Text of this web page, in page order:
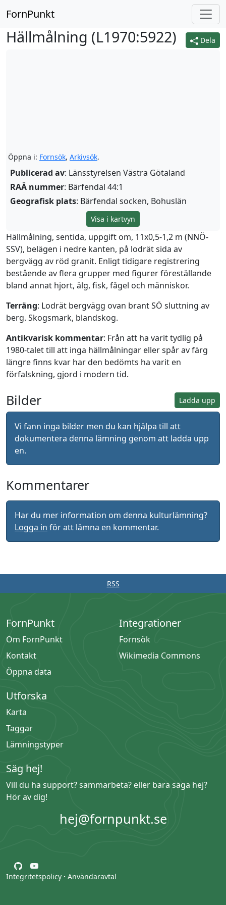
FornPunkt
Dela
Hällmålning (L1970:5922)
Öppna i: Fornsök, Arkivsök.
Publicerad av: Länsstyrelsen Västra Götaland
RAÄ nummer: Bärfendal 44:1
Geografisk plats: Bärfendal socken, Bohuslän
Visa i kartvyn
Hällmålning, sentida, uppgift om, 11x0,5-1,2 m (NNÖ-
SSV), belägen i nedre kanten, på lodrät sida av
bergvägg av röd granit. Enligt tidigare registrering
bestående av flera grupper med figurer föreställande
bland annat hjort, älg, fisk, fågel och människor.
Terräng: Lodrät bergvägg ovan brant SÖ sluttning av
berg. Skogsmark, blandskog.
Antikvarisk kommentar: Från att ha varit tydlig på
1980-talet till att inga hällmålningar eller spår av färg
längre finns kvar har den bedömts ha varit en
förfalskning, gjord i modern tid.
Ladda upp
Bilder
Vi fann inga bilder men du kan hjälpa till att
dokumentera denna lämning genom att ladda upp
en.
Kommentarer
Har du mer information om denna kulturlämning?
Logga in för att lämna en kommentar.
RSS
FornPunkt
Om FornPunkt
Kontakt
Öppna data
Integrationer
Fornsök
Wikimedia Commons
Utforska
Karta
Taggar
Lämningstyper
Säg hej!
Vill du ha support? sammarbeta? eller bara säga hej?
Hör av dig!
hej@fornpunkt.se
Integritetspolicy · Användaravtal